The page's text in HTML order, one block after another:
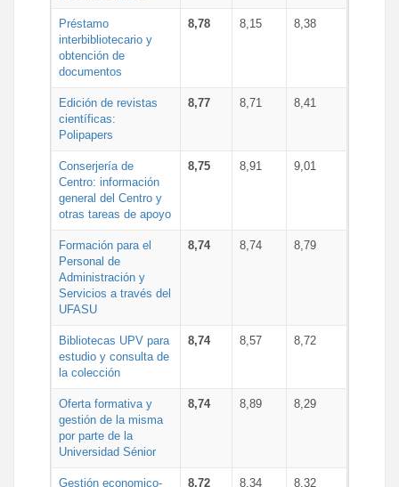
Préstamo
interbibliotecario y
obtención de
documentos
8,78 8,15 8,38
Edición de revistas
científicas:
Polipapers
8,77 8,71 8,41
Conserjería de
Centro: información
general del Centro y
otras tareas de apoyo
8,75 8,91 9,01
Formación para el
Personal de
Administración y
Servicios a través del
UFASU
8,74 8,74 8,79
Bibliotecas UPV para
estudio y consulta de
la colección
8,74 8,57 8,72
Oferta formativa y
gestión de la misma
por parte de la
Universidad Sénior
8,74 8,89 8,29
Gestión economico- 8,72 8,34 8,32